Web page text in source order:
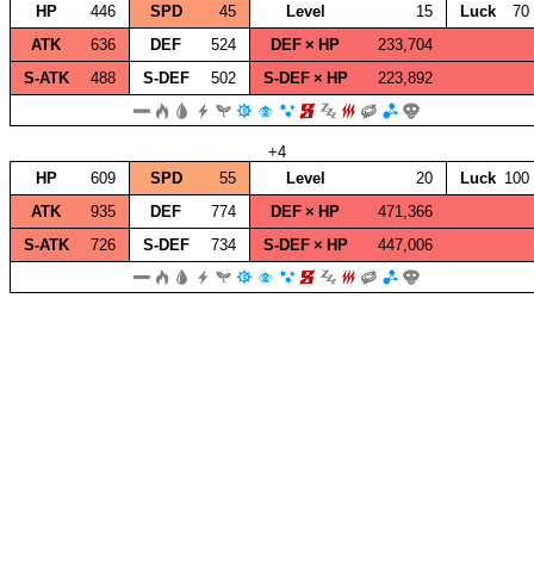
HP
446 SPD 45 Level 15 Luck
70
ATK
636 DEF 524 DEF × HP
233,704
S‑ATK
488 S‑DEF 502 S‑DEF × HP 223,892
+4
HP
609 SPD 55 Level 20 Luck 100
ATK
935 DEF 774 DEF × HP
471,366
S‑ATK
726 S‑DEF 734 S‑DEF × HP 447,006